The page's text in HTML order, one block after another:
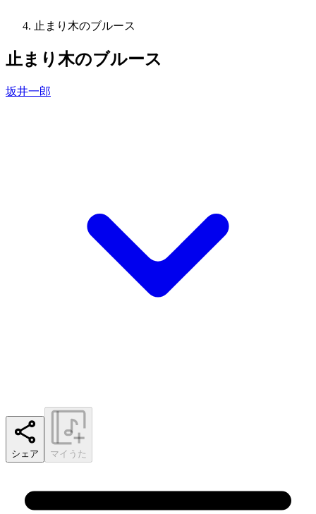
止まり木のブルース
止まり木のブルース
坂井一郎
シェア マイうた